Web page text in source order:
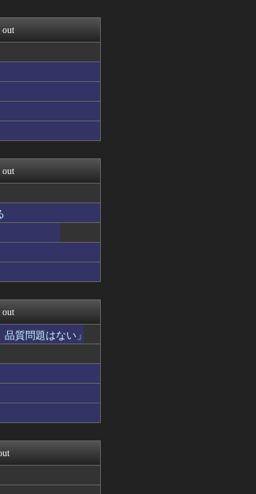
｜2c...
｜２ちゃ...
みんなの...
報！
out
out
out
質問題はない」